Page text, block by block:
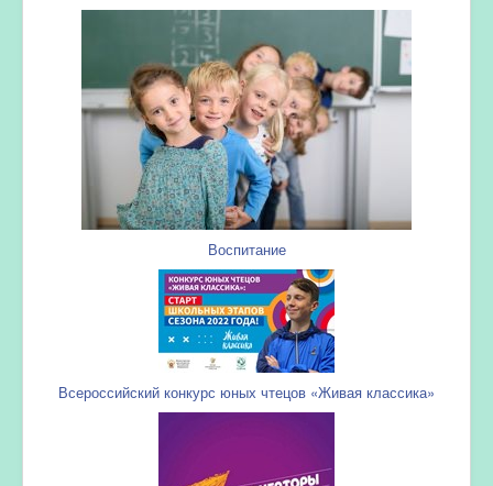
Воспитание
Всероссийский конкурс юных чтецов «Живая классика»